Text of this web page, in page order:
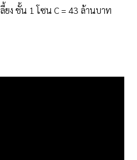
ยง ชั้น 1 โซน C = 43 ล้านบาท